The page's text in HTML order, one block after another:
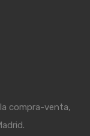
compra-venta,